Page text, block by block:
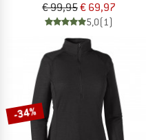
€ 99,95€ 69,97
5,0(1)
-34%